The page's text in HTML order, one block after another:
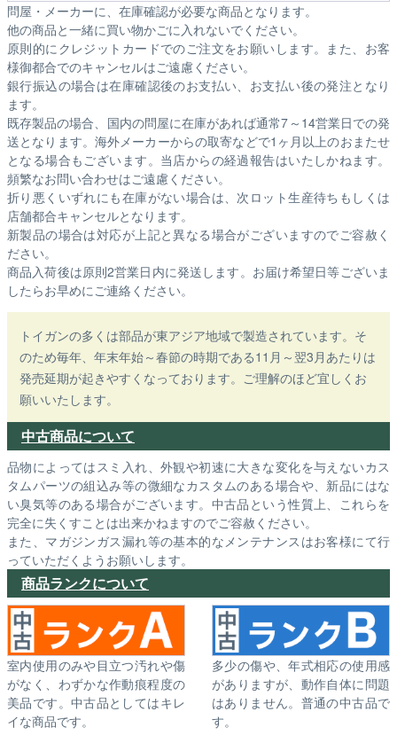
問屋・メーカーに、在庫確認が必要な商品となります。
他の商品と一緒に買い物かごに入れないでください。
原則的にクレジットカードでのご注文をお願いします。また、お客
様御都合でのキャンセルはご遠慮ください。
銀行振込の場合は在庫確認後のお支払い、お支払い後の発注となり
ます。
既存製品の場合、国内の問屋に在庫があれば通常7～14営業日での発
送となります。海外メーカーからの取寄などで1ヶ月以上のおまたせ
となる場合もございます。 当店からの経過報告はいたしかねます。
頻繁なお問い合わせはご遠慮ください。
折り悪くいずれにも在庫がない場合は、次ロット生産待ちもしくは
店舗都合キャンセルとなります。
新製品の場合は対応が上記と異なる場合がございますのでご容赦く
ださい。
商品入荷後は原則2営業日内に発送します。お届け希望日等ございま
したらお早めにご連絡ください。
トイガンの多くは部品が東アジア地域で製造されています。そ
のため毎年、年末年始～春節の時期である11月～翌3月あたりは
発売延期が起きやすくなっております。ご理解のほど宜しくお
願いいたします。
中古商品について
品物によってはスミ入れ、外観や初速に大きな変化を与えないカス
タムパーツの組込み等の微細なカスタムのある場合や、新品にはな
い臭気等のある場合がございます。中古品という性質上、これらを
完全に失くすことは出来かねますのでご容赦ください。
また、マガジンガス漏れ等の基本的なメンテナンスはお客様にて行
っていただくようお願いします。
商品ランクについて
室内使用のみや目立つ汚れや傷
がなく、わずかな作動痕程度の
美品です。中古品としてはキレ
イな商品です。
多少の傷や、年式相応の使用感
がありますが、動作自体に問題
はありません。普通の中古品で
す。